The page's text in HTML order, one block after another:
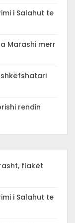
i Salahut te
Marashi merr
rendin
flakët
i Salahut te